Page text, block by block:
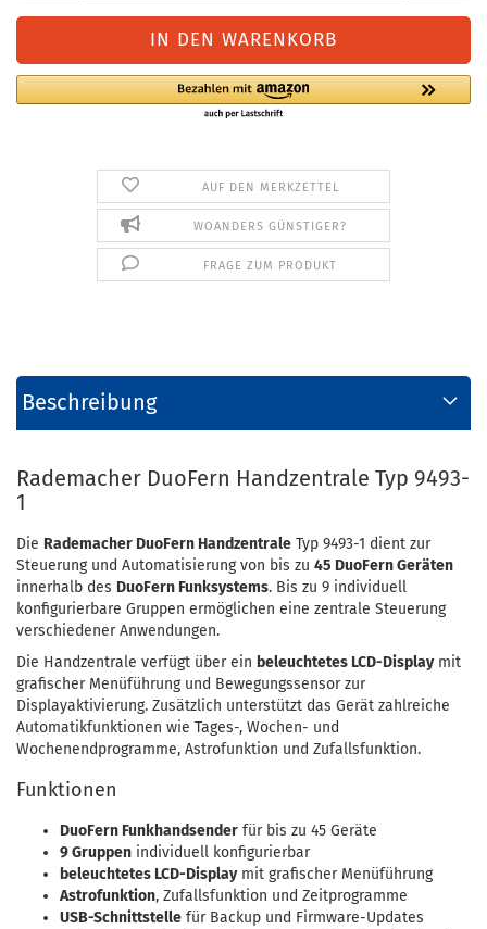
AUF DEN MERKZETTEL
WOANDERS GÜNSTIGER?
FRAGE ZUM PRODUKT
Beschreibung
Rademacher DuoFern Handzentrale Typ 9493-
1
Die Rademacher DuoFern Handzentrale Typ 9493-1 dient zur
Steuerung und Automatisierung von bis zu 45 DuoFern Geräten
innerhalb des DuoFern Funksystems. Bis zu 9 individuell
konfigurierbare Gruppen ermöglichen eine zentrale Steuerung
verschiedener Anwendungen.
Die Handzentrale verfügt über ein beleuchtetes LCD-Displaymit
grafischer Menüführung und Bewegungssensor zur
Displayaktivierung. Zusätzlich unterstützt das Gerät zahlreiche
Automatikfunktionen wie Tages-, Wochen- und
Wochenendprogramme, Astrofunktion und Zufallsfunktion.
Funktionen
DuoFern Funkhandsender für bis zu 45 Geräte
9 Gruppen individuell konfigurierbar
beleuchtetes LCD-Displaymit grafischer Menüführung
Astrofunktion, Zufallsfunktion und Zeitprogramme
USB-Schnittstelle für Backup und Firmware-Updates